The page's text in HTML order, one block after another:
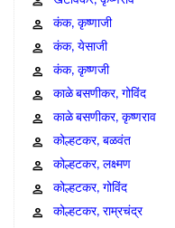
कंक, कृष्णाजी
कंक, येसाजी
कंक, कृष्णजी
काळे बसणीकर, गोविंद
काळे बसणीकर, कृष्णराव
कोल्हटकर, बळवंत
कोल्हटकर, लक्ष्मण
कोल्हटकर, गोविंद
कोल्हटकर, राम्रचंद्र